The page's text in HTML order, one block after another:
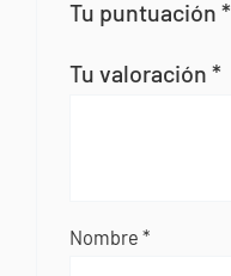
Tu puntuación*
Tu valoración*
Nombre*